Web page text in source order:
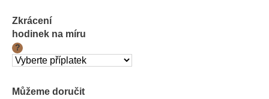
Zkrácení
hodinek na míru
?
Můžeme doručit